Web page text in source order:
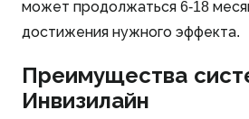
может продолжаться 6-18
достижения нужного эффекта.
Преимущества
Инвизилайн